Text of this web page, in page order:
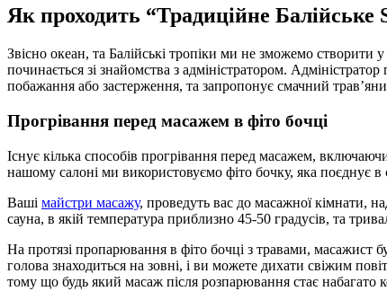
Як проходить “Традиційне Балійське
Звісно океан, та Балійські тропіки ми не зможемо створити
починається зі знайомства з адміністратором.
побажання або застерження, та запропонує смачний
Прогрівання перед масажем в фіто бочці
Існує кілька способів прогрівання перед масажем,
нашому салоні ми використовуємо фіто бочку, яка поєднує в
Ваші майстри масажу, проведуть вас до масажної кімнати,
сауна, в якій температура приблизно 45-50 градусів, та
На протязі пропарювання в фіто бочці з травами, масажист
голова знаходиться на зовні, і ви можете дихати свіжим
тому що будь який масаж після розпарювання стає набагато